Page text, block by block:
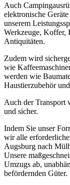
Auch
elektronische
unserem
Werkzeuge, Koffer,
Antiquitäten.
Zudem wird
wie
werden wie
Haustierzubehör
Auch der Transport
und sicher.
Indem Sie unser
wir alle
Augsburg nach
Unsere
Umzugs ab,
befördernden Güter.